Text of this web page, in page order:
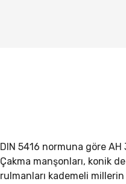
DIN 5416 normuna göre AH
Çakma manşonları, konik
rulmanları kademeli